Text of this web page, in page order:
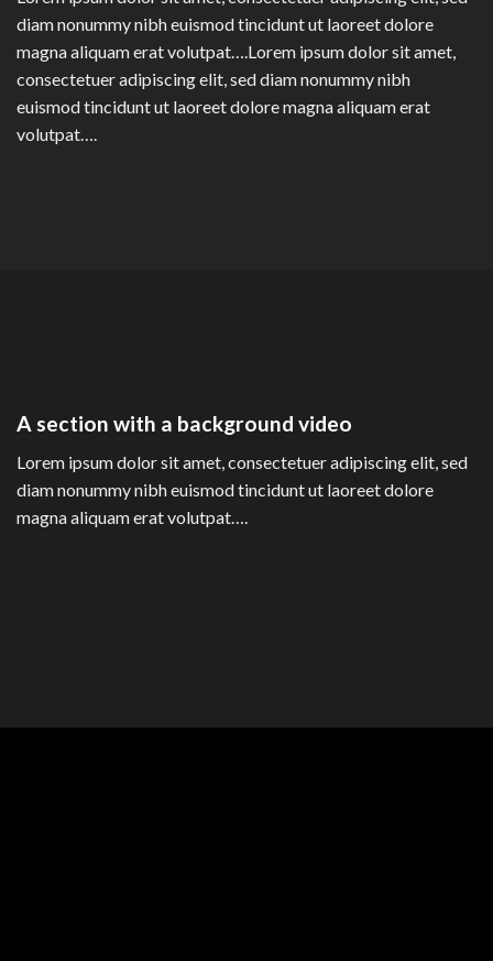
diam nonummy nibh euismod tincidunt ut laoreet dolore
magna aliquam erat volutpat….Lorem ipsum dolor sit amet,
consectetuer adipiscing elit, sed diam nonummy nibh
euismod tincidunt ut laoreet dolore magna aliquam erat
volutpat….
A section with a background video
Lorem ipsum dolor sit amet, consectetuer adipiscing elit, sed
diam nonummy nibh euismod tincidunt ut laoreet dolore
magna aliquam erat volutpat….